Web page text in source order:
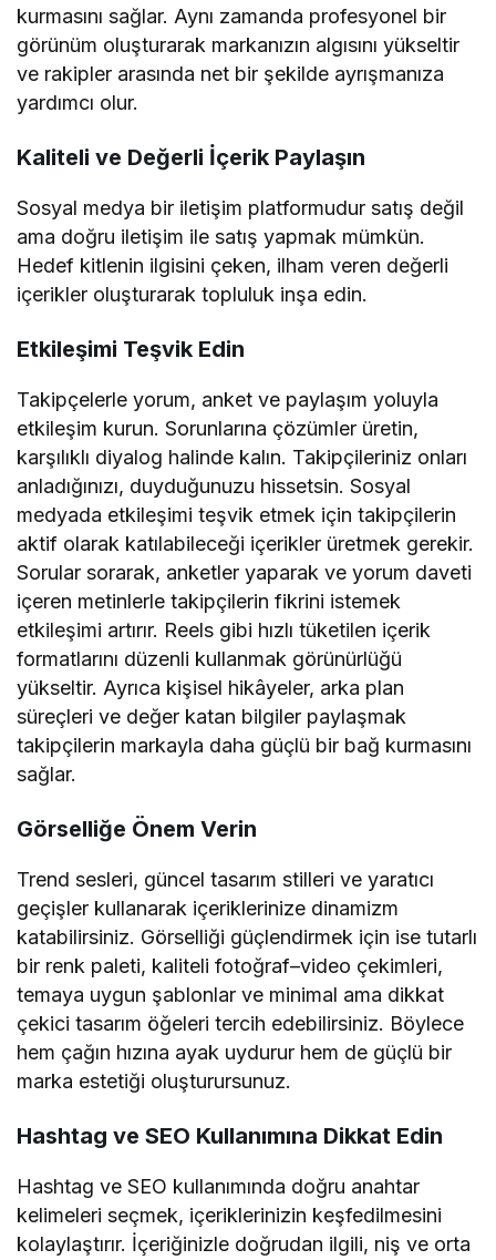
kurmasını sağlar. Aynı zamanda profesyonel bir
görünüm oluşturarak markanızın algısını yükseltir
ve rakipler arasında net bir şekilde ayrışmanıza
yardımcı olur.
Kaliteli ve Değerli İçerik Paylaşın
Sosyal medya bir iletişim platformudur satış değil
ama doğru iletişim ile satış yapmak mümkün.
Hedef kitlenin ilgisini çeken, ilham veren değerli
içerikler oluşturarak topluluk inşa edin.
Etkileşimi Teşvik Edin
Takipçelerle yorum, anket ve paylaşım yoluyla
etkileşim kurun. Sorunlarına çözümler üretin,
karşılıklı diyalog halinde kalın. Takipçileriniz onları
anladığınızı, duyduğunuzu hissetsin. Sosyal
medyada etkileşimi teşvik etmek için takipçilerin
aktif olarak katılabileceği içerikler üretmek gerekir.
Sorular sorarak, anketler yaparak ve yorum daveti
içeren metinlerle takipçilerin fikrini istemek
etkileşimi artırır. Reels gibi hızlı tüketilen içerik
formatlarını düzenli kullanmak görünürlüğü
yükseltir. Ayrıca kişisel hikâyeler, arka plan
süreçleri ve değer katan bilgiler paylaşmak
takipçilerin markayla daha güçlü bir bağ kurmasını
sağlar.
Görselliğe Önem Verin
Trend sesleri, güncel tasarım stilleri ve yaratıcı
geçişler kullanarak içeriklerinize dinamizm
katabilirsiniz. Görselliği güçlendirmek için ise tutarlı
bir renk paleti, kaliteli fotoğraf–video çekimleri,
temaya uygun şablonlar ve minimal ama dikkat
çekici tasarım öğeleri tercih edebilirsiniz. Böylece
hem çağın hızına ayak uydurur hem de güçlü bir
marka estetiği oluşturursunuz.
Hashtag ve SEO Kullanımına Dikkat Edin
Hashtag ve SEO kullanımında doğru anahtar
kelimeleri seçmek, içeriklerinizin keşfedilmesini
kolaylaştırır. İçeriğinizle doğrudan ilgili, niş ve orta